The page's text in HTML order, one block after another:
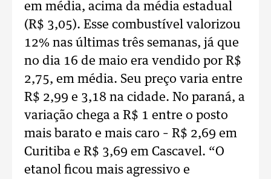
em média, acima da média estadual
(R$ 3,05). Esse combustível valorizou
12% nas últimas três semanas, já que
no dia 16 de maio era vendido por R$
2,75, em média. Seu preço varia entre
R$ 2,99 e 3,18 na cidade. No paraná, a
variação chega a R$ 1 entre o posto
mais barato e mais caro – R$ 2,69 em
Curitiba e R$ 3,69 em Cascavel. “O
etanol ficou mais agressivo e